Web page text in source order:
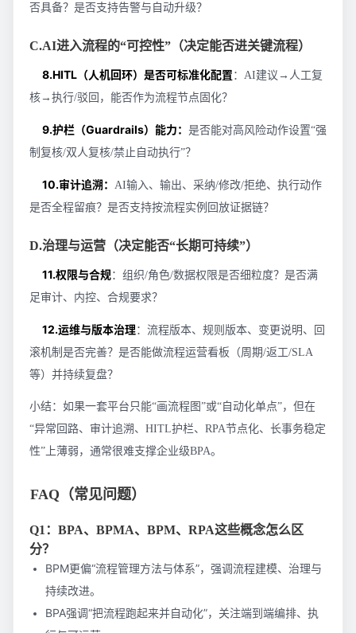
否具备？是否支持告警与自动升级？
C.AI进入流程的“可控性”（决定能否进关键流程）
8.HITL（人机回环）是否可标准化配置 ：AI建议→人工复
核→执行/驳回，能否作为流程节点固化？
9.护栏（Guardrails）能力： 是否能对高风险动作设置“强
制复核/双人复核/禁止自动执行”？
10.审计追溯：
AI输入、输出、采纳/修改/拒绝、执行动作
是否全程留痕？是否支持按流程实例回放证据链？
D.治理与运营（决定能否“长期可持续”）
11.权限与合规：组织/角色/数据权限是否细粒度？是否满
足审计、内控、合规要求？
12.运维与版本治理：流程版本、规则版本、变更说明、回
滚机制是否完善？是否能做流程运营看板（周期/返工/SLA
等）并持续复盘？
小结：如果一套平台只能“画流程图”或“自动化单点”，但在
“异常回路、审计追溯、HITL护栏、RPA节点化、长事务稳定
性”上薄弱，通常很难支撑企业级BPA。
FAQ（常见问题）
Q1：BPA、BPMA、BPM、RPA这些概念怎么区
分？
BPM更偏“流程管理方法与体系”，强调流程建模、治理与
持续改进。
BPA强调“把流程跑起来并自动化”，关注端到端编排、执